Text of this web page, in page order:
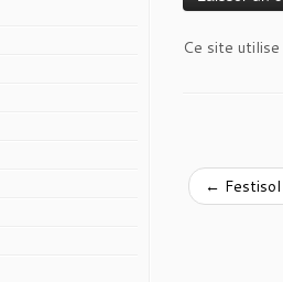
Ce site
←